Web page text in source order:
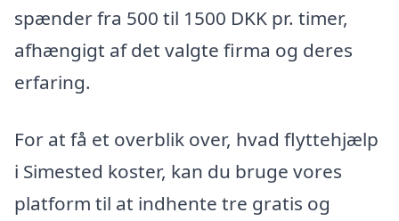
spænder fra 500 til 1500 DKK pr. timer,
afhængigt af det valgte firma og deres
erfaring.
For at få et overblik over, hvad flyttehjælp
i Simested koster, kan du bruge vores
platform til at indhente tre gratis og